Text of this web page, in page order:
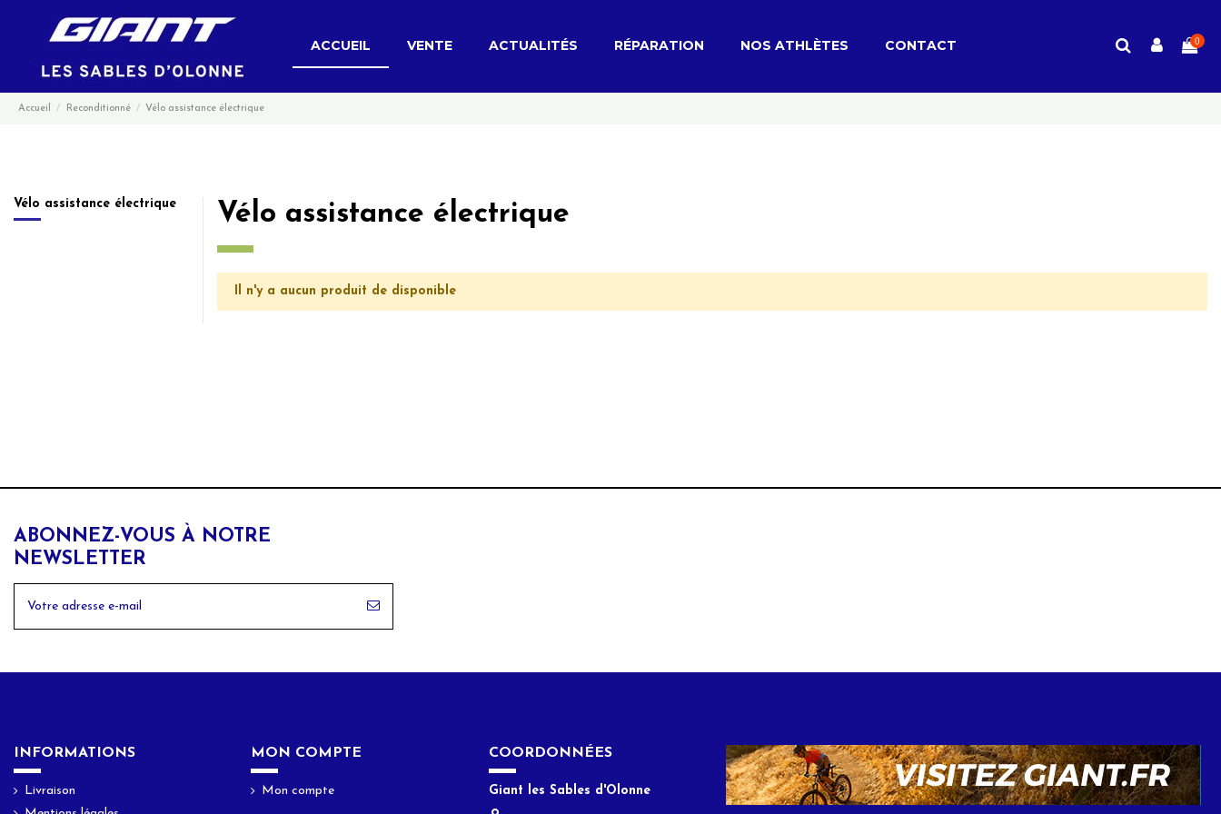
ACCUEIL VENTE ACTUALITÉS RÉPARATION NOS ATHLÈTES CONTACT 0
Accueil Reconditionné Vélo assistance électrique
Vélo assistance électrique
Il n'y a aucun produit de disponible
Vélo assistance électrique
ABONNEZ-VOUS À NOTRE
NEWSLETTER
INFORMATIONS
Livraison
MON COMPTE
Mon compte
COORDONNÉES
Giant les Sables d'Olonne